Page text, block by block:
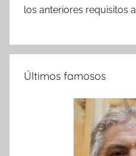
los anteriores requisitos a
Últimos famosos